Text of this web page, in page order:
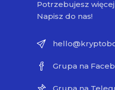
Potrzebujesz
Napisz do nas!
Grupa na